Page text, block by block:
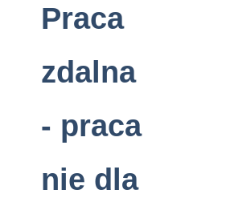
Praca
zdalna
- praca
nie dla